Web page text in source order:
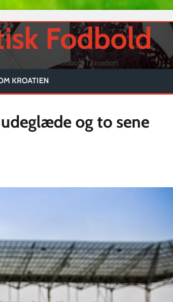
Fodbold
bedste side om fodbold i Kroation
KROATIEN
og to sene